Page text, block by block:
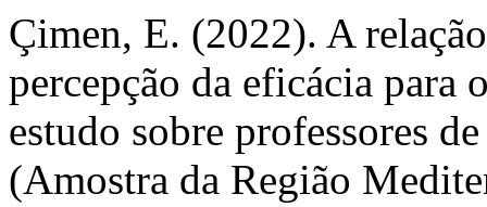
Çimen, E. (2022). A
percepção da eficácia para
estudo sobre professores
(Amostra da Região